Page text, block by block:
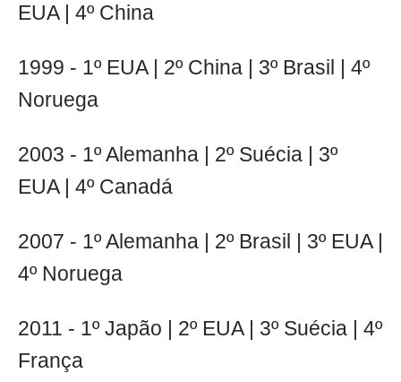
EUA | 4º China
1999 - 1º EUA | 2º China | 3º Brasil | 4º
Noruega
2003 - 1º Alemanha | 2º Suécia | 3º
EUA | 4º Canadá
2007 - 1º Alemanha | 2º Brasil | 3º EUA |
4º Noruega
2011 - 1º Japão | 2º EUA | 3º Suécia | 4º
França